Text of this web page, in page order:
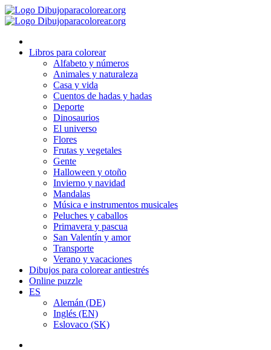
Ir
al
Libros para colorear
Alfabeto y números
Animales y naturaleza
Casa y vida
Cuentos de hadas y hadas
Deporte
Dinosaurios
El universo
Flores
Frutas y vegetales
Gente
Halloween y otoño
Invierno y navidad
Mandalas
Música e instrumentos musicales
Peluches y caballos
Primavera y pascua
San Valentín y amor
Transporte
Verano y vacaciones
Dibujos para colorear antiestrés
Online puzzle
ES
Alemán (DE)
Inglés (EN)
Eslovaco (SK)